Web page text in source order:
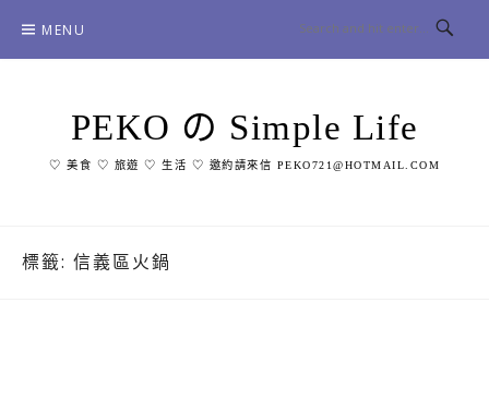
content
MENU
PEKO の Simple Life
♡ 美食 ♡ 旅遊 ♡ 生活 ♡ 邀約請來信 PEKO721@HOTMAIL.COM
標籤: 信義區火鍋